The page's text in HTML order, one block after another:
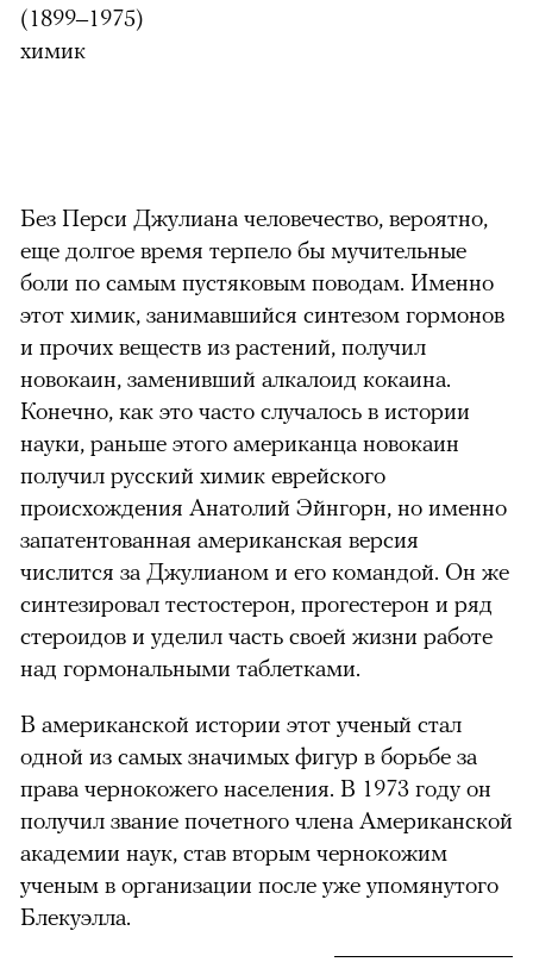
(1899–1975)
химик
Без Перси Джулиана человечество, вероятно,
еще долгое время терпело бы мучительные
боли по самым пустяковым поводам. Именно
этот химик, занимавшийся синтезом гормонов
и прочих веществ из растений, получил
новокаин, заменивший алкалоид кокаина.
Конечно, как это часто случалось в истории
науки, раньше этого американца новокаин
получил русский химик еврейского
происхождения Анатолий Эйнгорн, но именно
запатентованная американская версия
числится за Джулианом и его командой. Он же
синтезировал тестостерон, прогестерон и ряд
стероидов и уделил часть своей жизни работе
над гормональными таблетками.
В американской истории этот ученый стал
одной из самых значимых фигур в борьбе за
права чернокожего населения. В 1973 году он
получил звание почетного члена Американской
академии наук, став вторым чернокожим
ученым в организации после уже упомянутого
Блекуэлла.